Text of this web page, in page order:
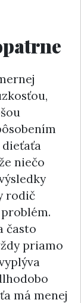
dieťaťa
niečo
rodič
často
priamo
má menej